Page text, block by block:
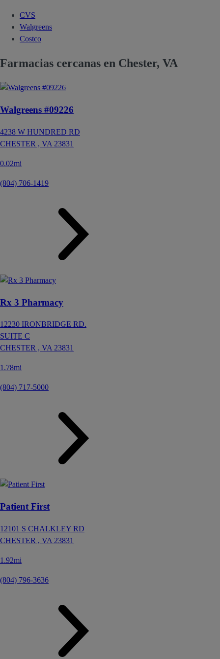
CVS
Walgreens
Costco
Farmacias cercanas en Chester, VA
Walgreens #09226
4238 W HUNDRED RD
CHESTER , VA 23831
0.02mi
(804) 706-1419
Rx 3 Pharmacy
12230 IRONBRIDGE RD.
SUITE C
CHESTER , VA 23831
1.78mi
(804) 717-5000
Patient First
12101 S CHALKLEY RD
CHESTER , VA 23831
1.92mi
(804) 796-3636